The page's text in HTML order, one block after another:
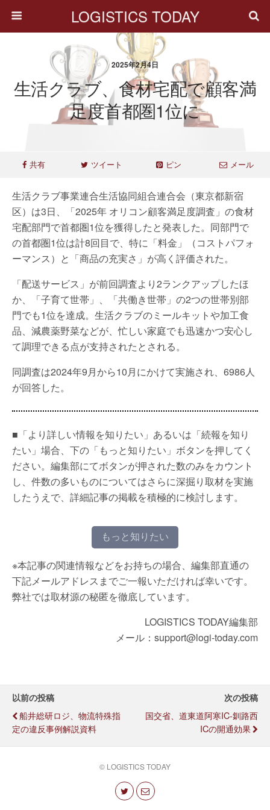
LOGISTICS TODAY
2025年2月4日
生活クラブ、食材宅配で顧客満
足度首都圏1位に
共有 ツイート ピン メール
生活クラブ事業連合生活協同組合連合会（東京都新宿
区）は3日、「2025年 オリコン顧客満足度調査」の食材
宅配部門で首都圏1位を獲得したと発表した。同部門で
の首都圏1位は計8回目で、特に「料金」（コストパフォ
ーマンス）と「商品の充実さ」が高く評価された。
「配送サービス」が前回調査より2ランクアップしたほ
か、「子育て世帯」、「共働き世帯」の2つの世帯別部
門でも1位を達成。生活クラブのミールキットや加工食
品、減農薬野菜などが、忙しい家庭でも迅速かつ安心し
て調理できる点が支持されたとされる。
同調査は2024年9月から10月にかけて実施され、6986人
が回答した。
■「より詳しい情報を知りたい」あるいは「続報を知り
たい」場合、下の「もっと知りたい」ボタンを押してく
ださい。編集部にてボタンが押された数のみをカウント
し、件数の多いものについてはさらに深掘り取材を実施
したうえで、詳細記事の掲載を積極的に検討します。
もっと知りたい
※本記事の関連情報などをお持ちの場合、編集部直通の
下記メールアドレスまでご一報いただければ幸いです。
弊社では取材源の秘匿を徹底しています。
LOGISTICS TODAY編集部
メール：support@logi-today.com
以前の投稿
船井総研ロジ、物流特殊指
定の違反事例解説資料
次の投稿
国交省、道東道阿寒IC-釧路西
ICの開通効果
© LOGISTICS TODAY